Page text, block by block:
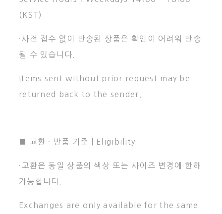
(KST)
·사전 접수 없이 반송된 상품은 확인이 어려워 반송
될 수 있습니다.
Items sent without prior request may be
returned back to the sender.
■ 교환 · 반품 기준 | Eligibility
·교환은 동일 상품의 색상 또는 사이즈 변경에 한해
가능합니다.
Exchanges are only available for the same